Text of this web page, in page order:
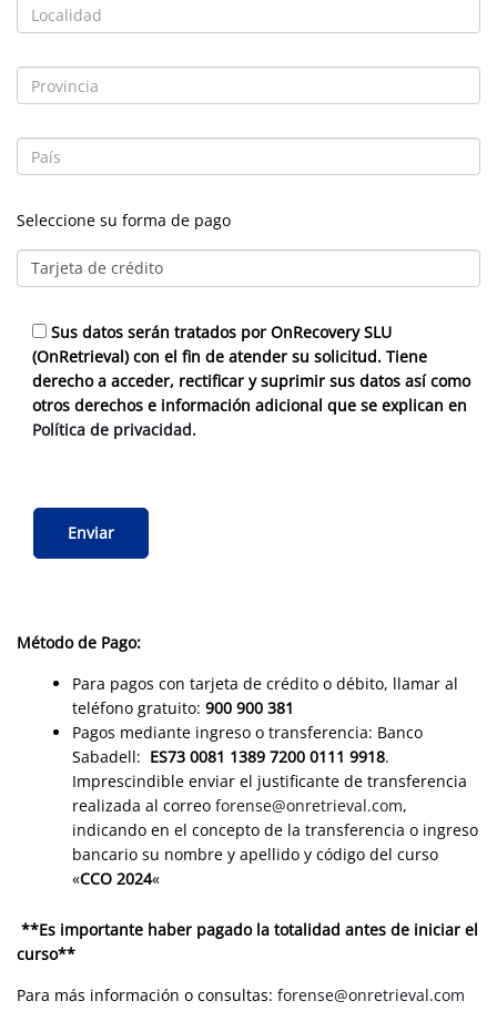
Seleccione su forma de pago
Sus datos serán tratados por OnRecovery SLU
(OnRetrieval) con el fin de atender su solicitud. Tiene
derecho a acceder, rectificar y suprimir sus datos así como
otros derechos e información adicional que se explican en
Política de privacidad.
Método de Pago:
Para pagos con tarjeta de crédito o débito, llamar al
teléfono gratuito: 900 900 381
Pagos mediante ingreso o transferencia: Banco
Sabadell: ES73 0081 1389 7200 0111 9918.
Imprescindible enviar el justificante de transferencia
realizada al correo forense@onretrieval.com,
indicando en el concepto de la transferencia o ingreso
bancario su nombre y apellido y código del curso
«CCO 2024«
**Es importante haber pagado la totalidad antes de iniciar el
curso**
Para más información o consultas: forense@onretrieval.com